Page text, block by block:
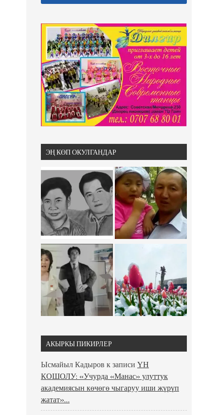
ЭҢ КӨП ОКУЛГАНДАР
АКЫРКЫ ПИКИРЛЕР
Ысмайыл Кадыров к записи ҮН
КОШОЛУ: «Учурда «Манас» улуттук
академиясын көчөгө чыгаруу иши жүрүп
жатат»…